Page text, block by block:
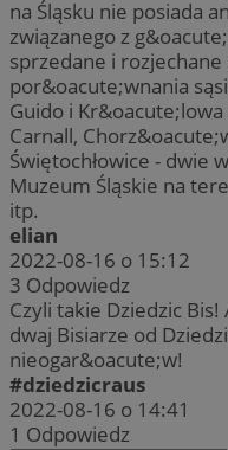
na Śląsku nie posiada
związanego z
sprzedane i rozjechane
por&oacute;wnania
Guido i
Carnall,
Świętochłowice - dwie
Muzeum Śląskie na
itp.
elian
2022-08-16 o 15:12
3 Odpowiedz
Czyli takie Dziedzic
dwaj Bisiarze od
nieogar&oacute;w!
#dziedzicraus
2022-08-16 o 14:41
1 Odpowiedz